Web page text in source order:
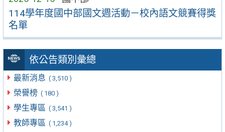
114學年度國中部國文週活動－校內語文競賽得獎
名單
依公告類別彙總
最新消息 ( 3,510 )
榮譽榜 ( 180 )
學生專區 ( 3,541 )
教師專區 ( 1,234 )